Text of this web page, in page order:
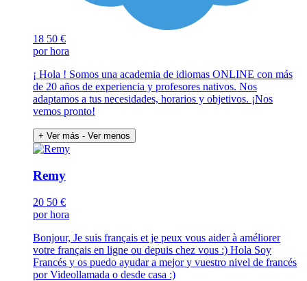
18 50 €
por hora
¡ Hola ! Somos una academia de idiomas ONLINE con más
de 20 años de experiencia y profesores nativos. Nos
adaptamos a tus necesidades, horarios y objetivos. ¡Nos
vemos pronto!
+ Ver más - Ver menos
Remy
20 50 €
por hora
Bonjour, Je suis français et je peux vous aider à améliorer
votre français en ligne ou depuis chez vous :) Hola Soy
Francés y os puedo ayudar a mejor y vuestro nivel de francés
por Videollamada o desde casa :)